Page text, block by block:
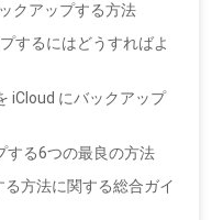
クアップする方法
するにはどうすればよ
iCloud にバックアップ
する6つの最良の方法
方法に関する総合ガイ